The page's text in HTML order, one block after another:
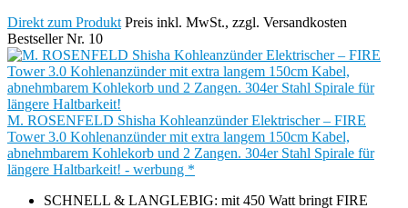
Direkt zum Produkt Preis inkl. MwSt., zzgl. Versandkosten
Bestseller Nr. 10
M. ROSENFELD Shisha Kohleanzünder Elektrischer – FIRE
Tower 3.0 Kohlenanzünder mit extra langem 150cm Kabel,
abnehmbarem Kohlekorb und 2 Zangen. 304er Stahl Spirale für
längere Haltbarkeit! - werbung *
SCHNELL & LANGLEBIG: mit 450 Watt bringt FIRE